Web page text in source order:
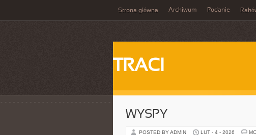
Strona główna Archiwum Podanie
TRACI
WYSPY
POSTED BY ADMIN LUT - 4 - 2026